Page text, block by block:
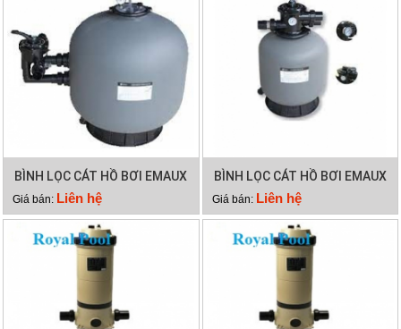
BÌNH LỌC CÁT HỒ BƠI EMAUX
SP700
Giá bán: Liên hệ
BÌNH LỌC CÁT HỒ BƠI EMAUX
P350
Giá bán: Liên hệ